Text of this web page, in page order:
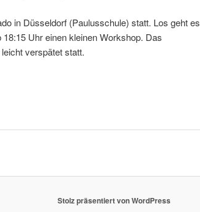
in Düsseldorf (Paulusschule) statt. Los geht es
Uhr einen kleinen Workshop. Das
verspätet statt.
Stolz präsentiert von WordPress